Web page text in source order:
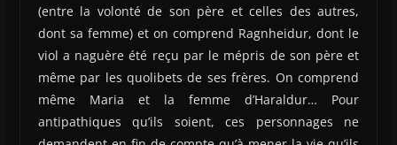
(entre la volonté de son père et celles des autres,
dont sa femme) et on comprend Ragnheidur, dont le
viol a naguère été reçu par le mépris de son père et
même par les quolibets de ses frères. On comprend
même Maria et la femme d’Haraldur… Pour
antipathiques qu’ils soient, ces personnages ne